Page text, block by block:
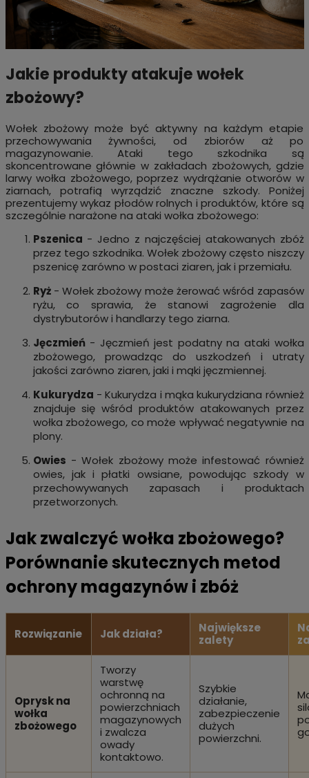
Jakie produkty atakuje wołek
zbożowy?
Wołek zbożowy może być aktywny na każdym etapie
przechowywania żywności, od zbiorów aż po
magazynowanie. Ataki tego szkodnika są
skoncentrowane głównie w zakładach zbożowych, gdzie
larwy wołka zbożowego, poprzez wydrążanie otworów w
ziarnach, potrafią wyrządzić znaczne szkody. Poniżej
prezentujemy wykaz płodów rolnych i produktów, które są
szczególnie narażone na ataki wołka zbożowego:
Pszenica - Jedno z najczęściej atakowanych zbóż
przez tego szkodnika. Wołek zbożowy często niszczy
pszenicę zarówno w postaci ziaren, jak i przemiału.
Ryż- Wołek zbożowy może żerować wśród zapasów
ryżu, co sprawia, że stanowi zagrożenie dla
dystrybutorów i handlarzy tego ziarna.
Jęczmień- Jęczmień jest podatny na ataki wołka
zbożowego, prowadząc do uszkodzeń i utraty
jakości zarówno ziaren, jaki i mąki jęczmiennej.
Kukurydza - Kukurydza i mąka kukurydziana również
znajduje się wśród produktów atakowanych przez
wołka zbożowego, co może wpływać negatywnie na
plony.
Owies - Wołek zbożowy może infestować również
owies, jak i płatki owsiane, powodując szkody w
przechowywanych zapasach i produktach
przetworzonych.
Jak zwalczyć wołka zbożowego?
Porównanie skutecznych metod
ochrony magazynów i zbóż
Rozwiązanie Jak działa?
Największe
zalety
Oprysk na
wołka
zbożowego
Tworzy
warstwę
ochronną na
powierzchniach
magazynowych
i zwalcza
owady
kontaktowo.
Szybkie
działanie,
zabezpieczenie
dużych
powierzchni.